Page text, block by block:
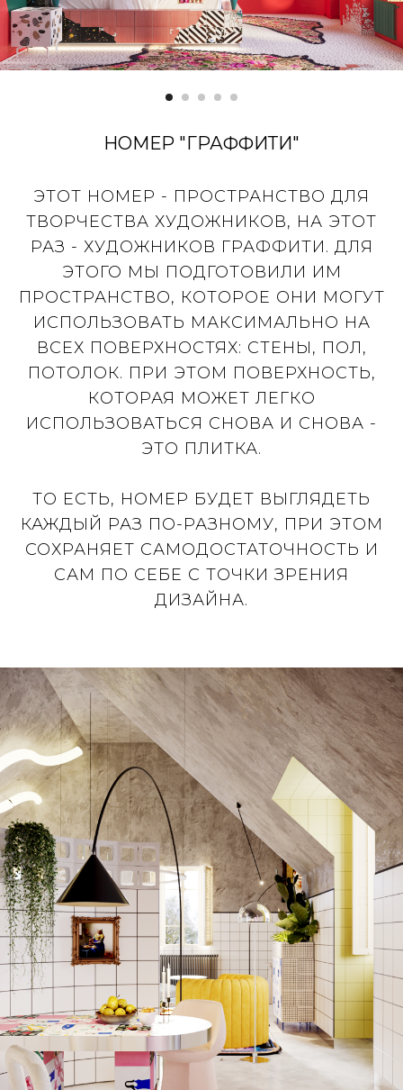
НОМЕР "ГРАФФИТИ"
ЭТОТ НОМЕР - ПРОСТРАНСТВО ДЛЯ
ТВОРЧЕСТВА ХУДОЖНИКОВ, НА ЭТОТ
РАЗ - ХУДОЖНИКОВ ГРАФФИТИ. ДЛЯ
ЭТОГО МЫ ПОДГОТОВИЛИ ИМ
ПРОСТРАНСТВО, КОТОРОЕ ОНИ МОГУТ
ИСПОЛЬЗОВАТЬ МАКСИМАЛЬНО НА
ВСЕХ ПОВЕРХНОСТЯХ: СТЕНЫ, ПОЛ,
ПОТОЛОК. ПРИ ЭТОМ ПОВЕРХНОСТЬ,
КОТОРАЯ МОЖЕТ ЛЕГКО
ИСПОЛЬЗОВАТЬСЯ СНОВА И СНОВА -
ЭТО ПЛИТКА.
ТО ЕСТЬ, НОМЕР БУДЕТ ВЫГЛЯДЕТЬ
КАЖДЫЙ РАЗ ПО-РАЗНОМУ, ПРИ ЭТОМ
СОХРАНЯЕТ САМОДОСТАТОЧНОСТЬ И
САМ ПО СЕБЕ С ТОЧКИ ЗРЕНИЯ
ДИЗАЙНА.